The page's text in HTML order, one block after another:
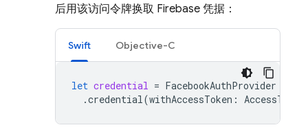
后用该访问令牌换取 Firebase 凭据：
Swift Objective-C
let credential = FacebookAuthProvider
.credential(withAccessToken : AccessToken